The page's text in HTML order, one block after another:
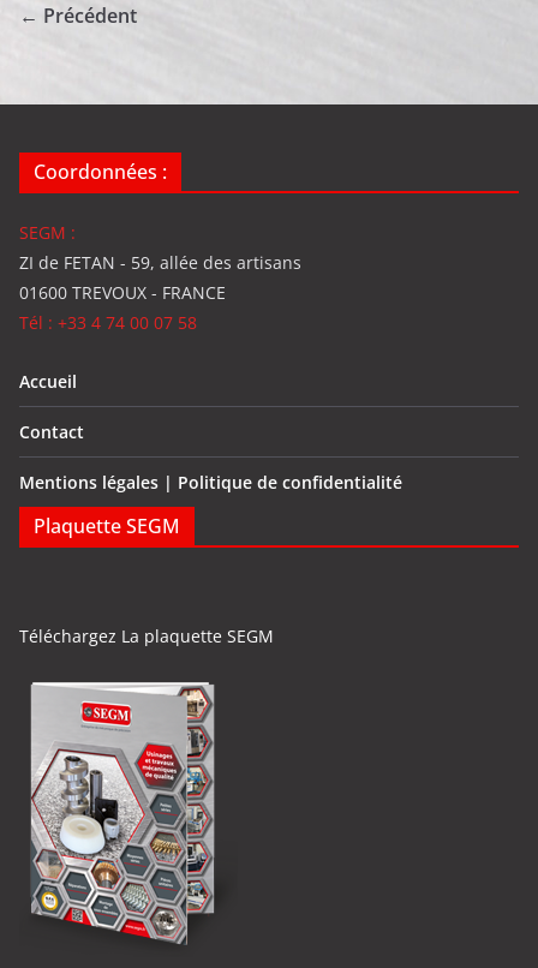
← Précédent
Coordonnées :
SEGM :
ZI de FETAN - 59, allée des artisans
01600 TREVOUX - FRANCE
Tél : +33 4 74 00 07 58
Accueil
Contact
Mentions légales | Politique de confidentialité
Plaquette SEGM
Téléchargez La plaquette SEGM